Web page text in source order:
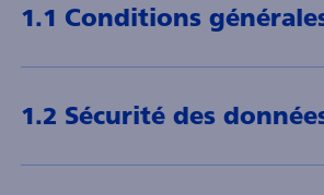
1.1 Conditions
1.2 Sécurité des